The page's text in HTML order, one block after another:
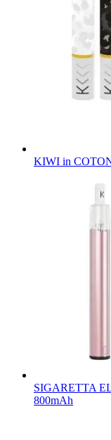
KIWI in
SIGARETTA
800mAh